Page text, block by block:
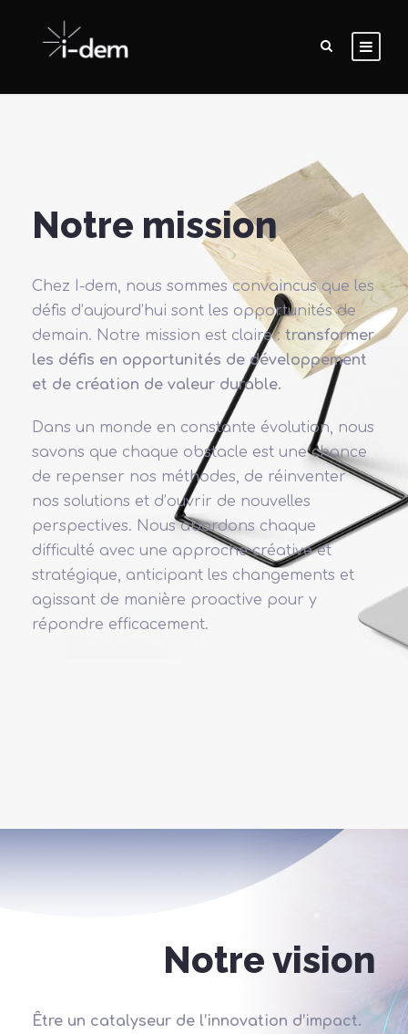
Notre mission
Chez I-dem, nous sommes convaincus que les
défis d’aujourd’hui sont les opportunités de
demain. Notre mission est claire : transformer
les défis en opportunités de développement
et de création de valeur durable.
Dans un monde en constante évolution, nous
savons que chaque obstacle est une chance
de repenser nos méthodes, de réinventer
nos solutions et d’ouvrir de nouvelles
perspectives. Nous abordons chaque
difficulté avec une approche créative et
stratégique, anticipant les changements et
agissant de manière proactive pour y
répondre efficacement.
Notre vision
Être un catalyseur de l’innovation d’impact.